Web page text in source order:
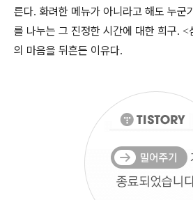
른다. 화려한 메뉴가 아니라고 해도 누군
를 나누는 그 진정한 시간에 대한 희구. <
의 마음을 뒤흔든 이유다.